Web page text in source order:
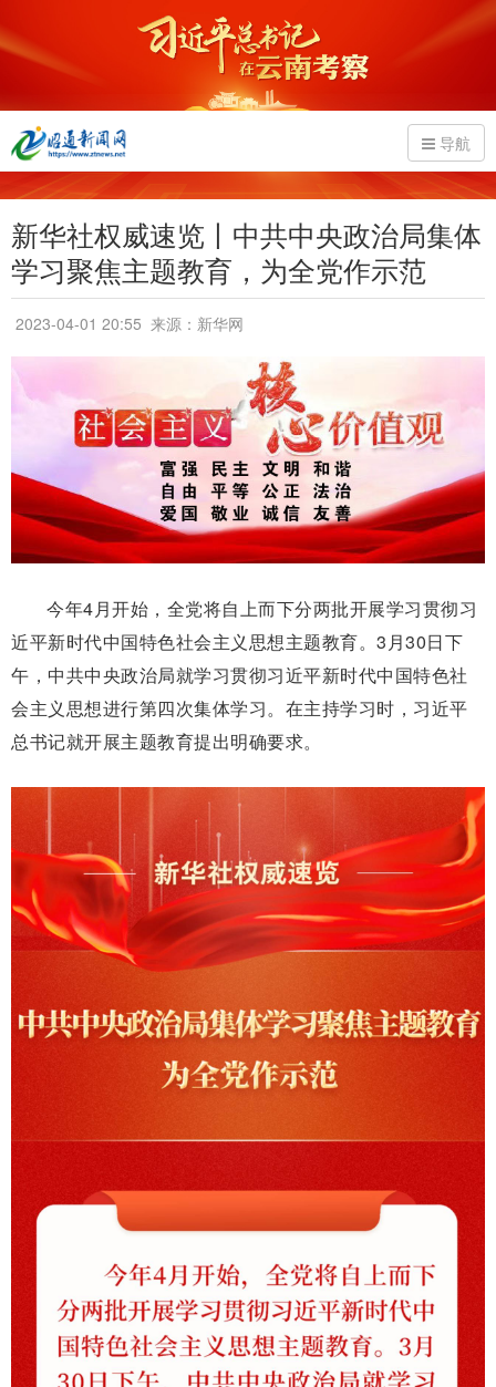
导航
新华社权威速览丨中共中央政治局集体
学习聚焦主题教育，为全党作示范
2023-04-01 20:55 来源：新华网
今年4月开始，全党将自上而下分两批开展学习贯彻习
近平新时代中国特色社会主义思想主题教育。3月30日下
午，中共中央政治局就学习贯彻习近平新时代中国特色社
会主义思想进行第四次集体学习。在主持学习时，习近平
总书记就开展主题教育提出明确要求。